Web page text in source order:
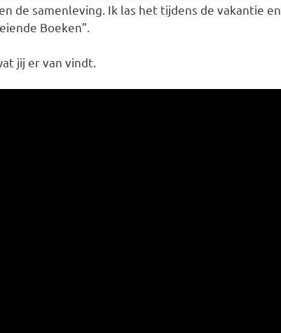
de samenleving. Ik las het tijdens de vakantie en
Boeken”.
jij er van vindt.